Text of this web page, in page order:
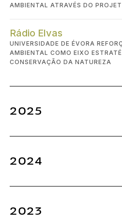
AMBIENTAL ATRAVÉS DO
Rádio Elvas
UNIVERSIDADE DE ÉVORA
AMBIENTAL COMO EIXO
CONSERVAÇÃO DA NATUREZA
2025
2024
2023